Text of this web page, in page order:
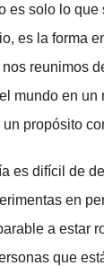
es solo lo que
es la forma
reunimos
mundo en un
propósito
es difícil de
en
a estar
que